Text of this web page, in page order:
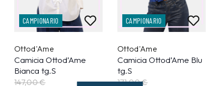
CAMPIONARIO
Ottod'Ame
Camicia Ottod’Ame
Bianca tg.S
147,00 €
CAMPIONARIO
Ottod'Ame
Camicia Ottod’Ame Blu
tg.S
171,00 €